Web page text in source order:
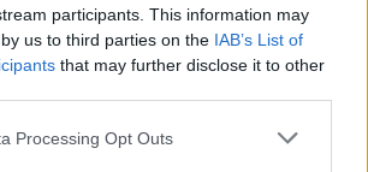
participants. This information may
us to third parties on the IAB’s List of
that may further disclose it to other
website/app uses one or more Google
Processing Opt Outs
για την πολεμική μηχανή της ΑΕΚ
κι ο ίδιος, ο Ολεξάντρ
ένας εξαιρετικά ταιριαστός
στυλ ποδοσφαίρου που θέλει να